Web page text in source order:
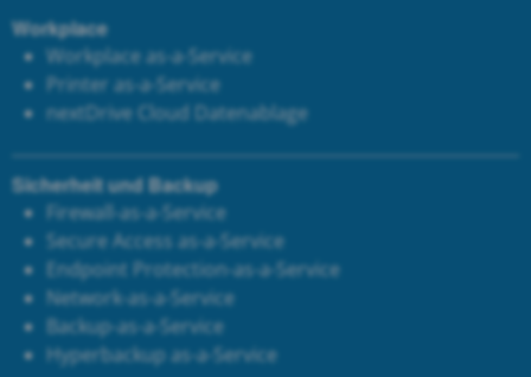
Workplace
Workplace as-a-Service
Printer as-a-Service
nextDrive Cloud Datenablage
Sicherheit und Backup
Firewall-as-a-Service
Secure Access as-a-Service
Endpoint Protection-as-a-Service
Network-as-a-Service
Backup-as-a-Service
Hyperbackup as-a-Service